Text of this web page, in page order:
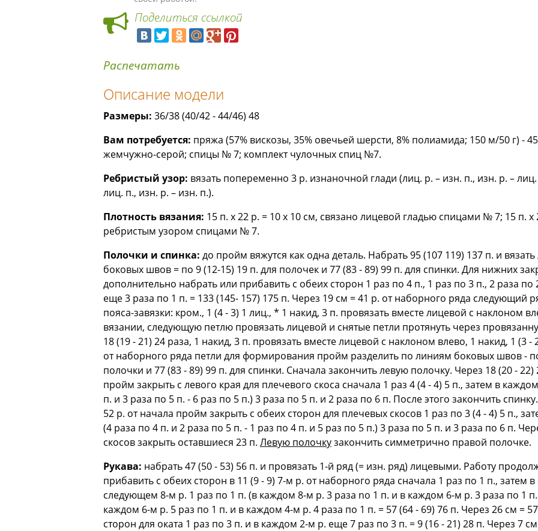
Поделиться ссылкой
Распечатать
Описание модели
Размеры: 36/38 (40/42 - 44/46) 48
Вам потребуется: пряжа (57% вискозы, 35% овечьей шерсти, 8% полиамида; 150 м/50 г) -
жемчужно-серой; спицы № 7; комплект чулочных спиц №7.
Ребристый узор: вязать попеременно 3 р. изнаночной глади (лиц. р. – изн. п., изн. р. –
лиц. п., изн. р. – изн. п.).
Плотность вязания: 15 п. х 22 р. = 10 х 10 см, связано лицевой гладью спицами № 7; 15 п. х
ребристым узором спицами № 7.
Полочки и спинка: до пройм вяжутся как одна деталь. Набрать 95 (107 119) 137 п. и
боковых швов = по 9 (12-15) 19 п. для полочек и 77 (83 - 89) 99 п. для спинки. Для нижних
дополнительно набрать или прибавить с обеих сторон 1 раз по 4 п., 1 раз по 3 п., 2 раза
еще 3 раза по 1 п. = 133 (145- 157) 175 п. Через 19 см = 41 р. от наборного ряда следующий
пояса-завязки: кром., 1 (4 - 3) 1 лиц., * 1 накид, 3 п. провязать вместе лицевой с наклоном
вязании, следующую петлю провязать лицевой и снятые петли протянуть через
18 (19 - 21) 24 раза, 1 накид, 3 п. провязать вместе лицевой с наклоном влево, 1 накид, 1 (3
от наборного ряда петли для формирования пройм разделить по линиям боковых швов -
полочки и 77 (83 - 89) 99 п. для спинки. Сначала закончить левую полочку. Через 18 (20 - 22)
пройм закрыть с левого края для плечевого скоса сначала 1 раз 4 (4 - 4) 5 п., затем в
п. и 3 раза по 5 п. - 6 раз по 5 п.) 3 раза по 5 п. и 2 раза по 6 п. После этого закончить
52 р. от начала пройм закрыть с обеих сторон для плечевых скосов 1 раз по 3 (4 - 4) 5 п.,
(4 раза по 4 п. и 2 раза по 5 п. - 1 раз по 4 п. и 5 раз по 5 п.) 3 раза по 5 п. и 3 раза по 6 п.
скосов закрыть оставшиеся 23 п. Левую полочкузакончить симметрично правой полочке.
Рукава: набрать 47 (50 - 53) 56 п. и провязать 1-й ряд (= изн. ряд) лицевыми. Работу
прибавить с обеих сторон в 11 (9 - 9) 7-м р. от наборного ряда сначала 1 раз по 1 п., затем
следующем 8-м р. 1 раз по 1 п. (в каждом 8-м р. 3 раза no 1 п. и в каждом 6-м р. 3 раза по 1
каждом 6-м р. 5 раз по 1 п. и в каждом 4-м р. 4 раза по 1 п. = 57 (64 - 69) 76 п. Через 26 см =
сторон для оката 1 раз по 3 п. и в каждом 2-м р. еще 7 раз по 3 п. = 9 (16 - 21) 28 п. Через 7